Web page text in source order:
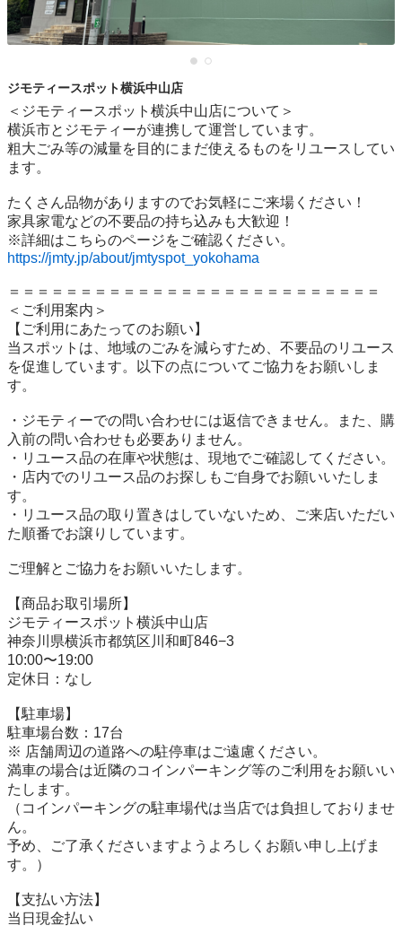
ジモティースポット横浜中山店
＜ジモティースポット横浜中山店について＞
横浜市とジモティーが連携して運営しています。
粗⼤ごみ等の減量を⽬的にまだ使えるものをリユースしてい
ます。
たくさん品物がありますのでお気軽にご来場ください！
家具家電などの不要品の持ち込みも大歓迎！
https://jmty.jp/about/jmtyspot_yokohama
＝＝＝＝＝＝＝＝＝＝＝＝＝＝＝＝＝＝＝＝＝＝＝＝＝＝
＜ご利用案内＞
【ご利用にあたってのお願い】
当スポットは、地域のごみを減らすため、不要品のリユース
を促進しています。以下の点についてご協力をお願いしま
す。
・ジモティーでの問い合わせには返信できません。また、購
入前の問い合わせも必要ありません。
・リユース品の在庫や状態は、現地でご確認してください。
・店内でのリユース品のお探しもご自身でお願いいたしま
す。
・リユース品の取り置きはしていないため、ご来店いただい
た順番でお譲りしています。
ご理解とご協力をお願いいたします。
【商品お取引場所】
ジモティースポット横浜中山店
神奈川県横浜市都筑区川和町846−3
10:00〜19:00
定休日：なし
【駐⾞場】
駐車場台数：17台
※ 店舗周辺の道路への駐停車はご遠慮ください。
満車の場合は近隣のコインパーキング等のご利用をお願いい
たします。
（コインパーキングの駐車場代は当店では負担しておりませ
ん。
予め、ご了承くださいますようよろしくお願い申し上げま
す。）
【⽀払い⽅法】
当日現金払い